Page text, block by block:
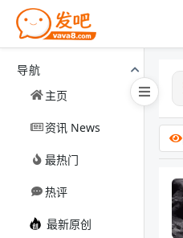
导航
主页
资讯 News
最热门
热评
最新原创